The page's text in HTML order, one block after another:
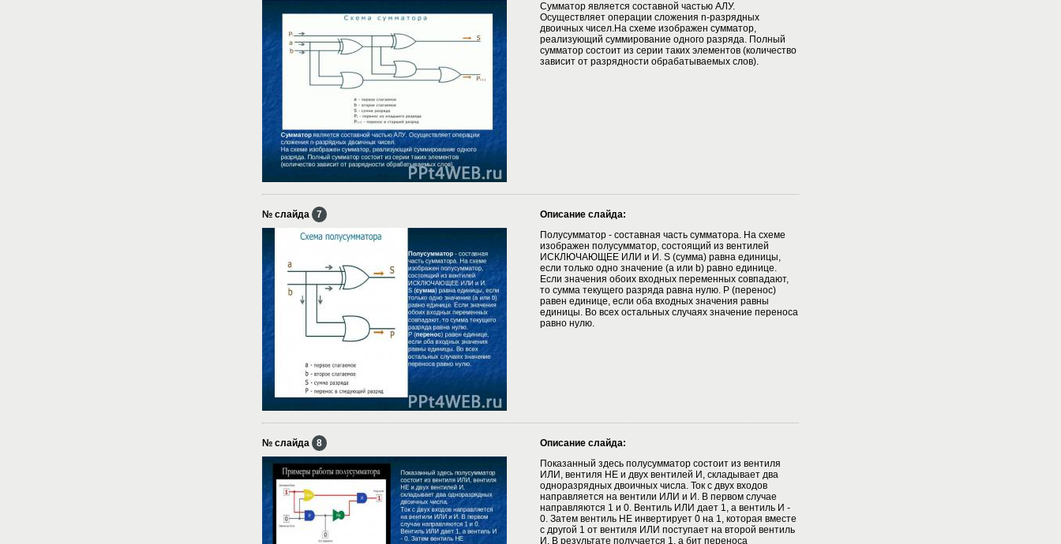
Сумматор является составной частью АЛУ.
Осуществляет операции сложения n-разрядных
двоичных чисел.На схеме изображен сумматор,
реализующий суммирование одного разряда. Полный
сумматор состоит из серии таких элементов (количество
зависит от разрядности обрабатываемых слов).
№ слайда 7
Описание слайда:
Полусумматор - составная часть сумматора. На схеме
изображен полусумматор, состоящий из вентилей
ИСКЛЮЧАЮЩЕЕ ИЛИ и И. S (сумма) равна единицы,
если только одно значение (a или b) равно единице.
Если значения обоих входных переменных совпадают,
то сумма текущего разряда равна нулю. P (перенос)
равен единице, если оба входных значения равны
единицы. Во всех остальных случаях значение переноса
равно нулю.
№ слайда 8
Описание слайда:
Показанный здесь полусумматор состоит из вентиля
ИЛИ, вентиля НЕ и двух вентилей И, складывает два
одноразрядных двоичных числа. Ток с двух входов
направляется на вентили ИЛИ и И. В первом случае
направляются 1 и 0. Вентиль ИЛИ дает 1, а вентиль И -
0. Затем вентиль НЕ инвертирует 0 на 1, которая вместе
с другой 1 от вентиля ИЛИ поступает на второй вентиль
И. В результате получается 1, а бит переноса